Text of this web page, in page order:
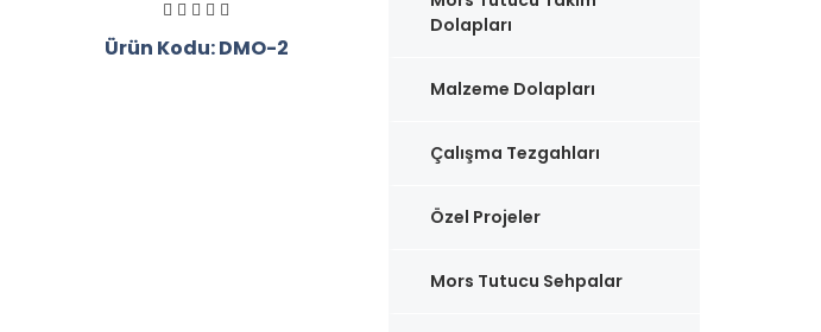
Ürün Kodu: DMO-2
Dolapları
Malzeme Dolapları
Çalışma Tezgahları
Özel Projeler
Mors Tutucu Sehpalar